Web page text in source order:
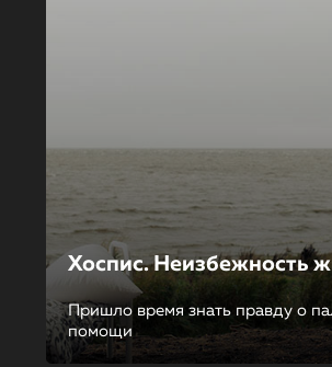
Хоспис. Неизбежность
Пришло время знать правду о
помощи